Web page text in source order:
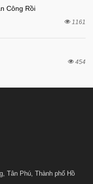
Công Rồi
1161
454
Tân Phú, Thành phố Hồ